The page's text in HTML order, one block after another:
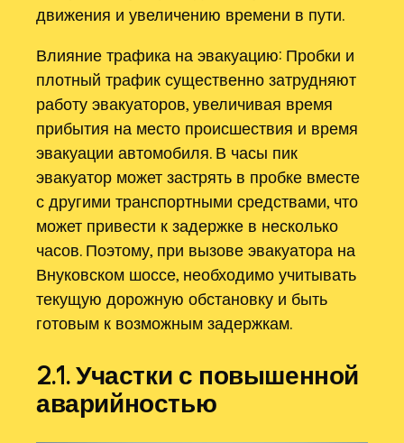
движения и увеличению времени в пути.
Влияние трафика на эвакуацию: Пробки и
плотный трафик существенно затрудняют
работу эвакуаторов, увеличивая время
прибытия на место происшествия и время
эвакуации автомобиля. В часы пик
эвакуатор может застрять в пробке вместе
с другими транспортными средствами, что
может привести к задержке в несколько
часов. Поэтому, при вызове эвакуатора на
Внуковском шоссе, необходимо учитывать
текущую дорожную обстановку и быть
готовым к возможным задержкам.
2.1. Участки с повышенной
аварийностью